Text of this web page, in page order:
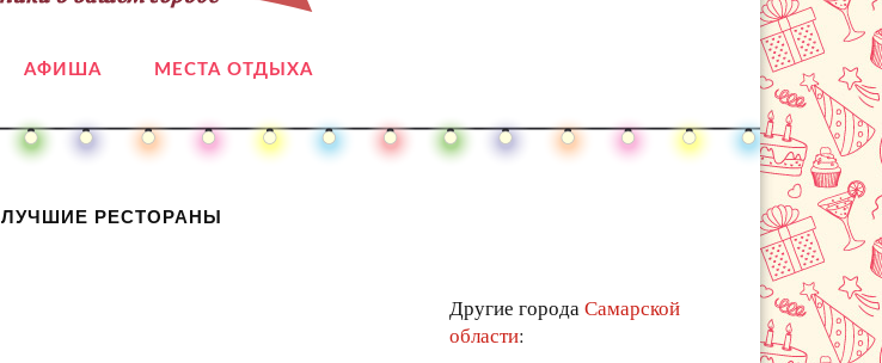
АФИША МЕСТА ОТДЫХА
ЛУЧШИЕ РЕСТОРАНЫ
Другие городаСамарской
области: